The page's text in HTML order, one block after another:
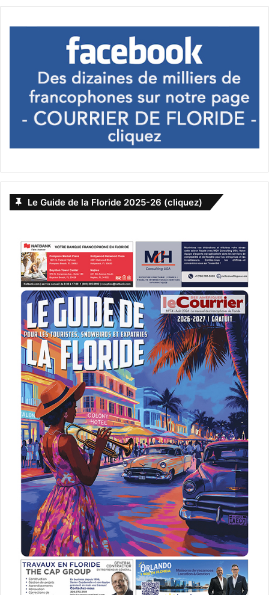
compagnies américaines aussi.
Bien évidemment, il va vous falloir envisager de porter
des masques à l’intérieur des avions comme des
Les prix des billets
Pour le moment les billets sont assez peu chers, et ça
pourrait le rester, vu que le secteur aérien (et celui du
premier temps la reprise des vols commerciaux pourrait
les avions, comme par exemple la libération d’un siège sur
prix des billets pourrait doubler (ce ne sont pas les
compagnies qui vont payer pour les sièges vides).
Le plus gros problème, pour les réservations, c’est que les
billets ont plus chers durant l’été, et ils sont surtout plus
chers quand on les réserve moins d’un mois à l’avance.
Ce que font les compagnies
aériennes
Il y a beaucoup de casse, et un très grand nombre de
licenciements en cours en France, au Canada, partout. Les
grandes compagnies aériennes nationales contractent des
prêts, sauf Alitalia qui est purement et simplement
nationalisée. Les liaisons vont bien entendu reprendre dès
que ce sera possible, mais il y a des dégâts. Air France
reprend progressivement ses dessertes, mais la
compagnie a enlevé ses A380. Certaines comme
Norwegian ont été sauvées de justesse. Aux Etats-Unis, le
patron de Boeing, David Calhoun, a qualifié de « fort
probable » le fait que l’une des quatre grandes
compagnies nationales puisse s’effondrer avant la fin de
l’année.En Afrique c’est un désastre complet dans le
Le Guide de la Floride 2025-26 (cliquez)